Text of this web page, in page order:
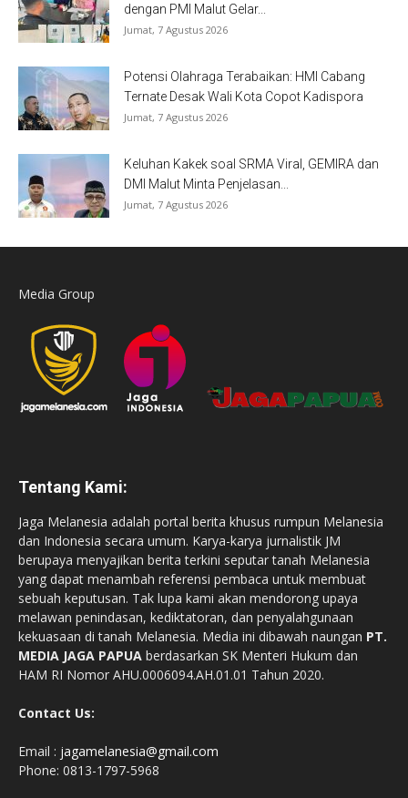
dengan PMI Malut Gelar...
Jumat, 7 Agustus 2026
Potensi Olahraga Terabaikan: HMI Cabang
Ternate Desak Wali Kota Copot Kadispora
Jumat, 7 Agustus 2026
Keluhan Kakek soal SRMA Viral, GEMIRA dan
DMI Malut Minta Penjelasan...
Jumat, 7 Agustus 2026
Media Group
Tentang Kami:
Jaga Melanesia adalah portal berita khusus rumpun Melanesia
dan Indonesia secara umum. Karya-karya jurnalistik JM
berupaya menyajikan berita terkini seputar tanah Melanesia
yang dapat menambah referensi pembaca untuk membuat
sebuah keputusan. Tak lupa kami akan mendorong upaya
melawan penindasan, kediktatoran, dan penyalahgunaan
kekuasaan di tanah Melanesia. Media ini dibawah naungan PT.
MEDIA JAGA PAPUA berdasarkan SK Menteri Hukum dan
HAM RI Nomor AHU.0006094.AH.01.01 Tahun 2020.
Contact Us:
Email : jagamelanesia@gmail.com
Phone: 0813-1797-5968